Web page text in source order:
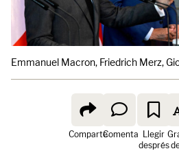
Emmanuel Macron, Friedrich Merz,
ComparteComenta Llegir
després